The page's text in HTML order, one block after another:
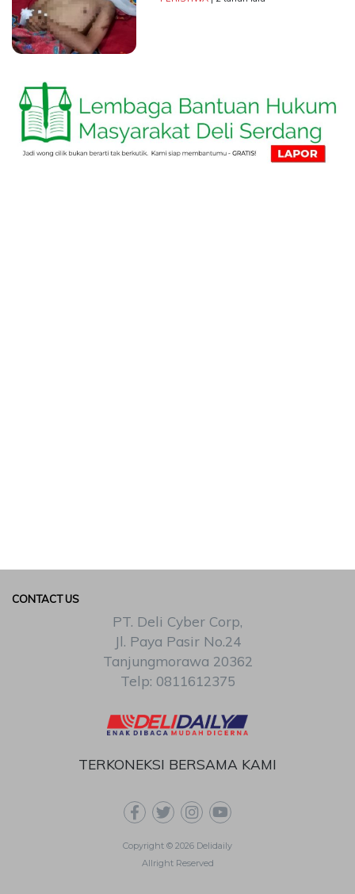
TERKONEKSI BERSAMA KAMI
Copyright © 2026 Delidaily
Allright Reserved
CONTACT US
PT. Deli Cyber Corp,
Jl. Paya Pasir No.24
Tanjungmorawa 20362
Telp: 0811612375